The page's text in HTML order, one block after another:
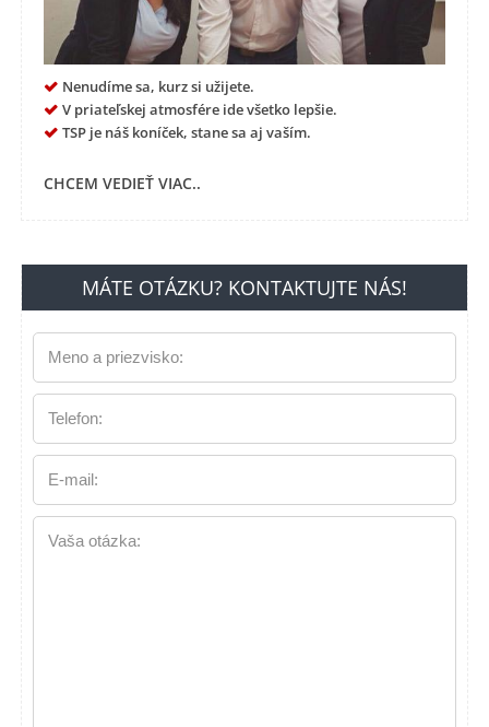
Nenudíme sa, kurz si užijete.
V priateľskej atmosfére ide všetko lepšie.
TSP je náš koníček, stane sa aj vaším.
CHCEM VEDIEŤ VIAC..
MÁTE OTÁZKU? KONTAKTUJTE NÁS!
Meno a priezvisko:
Telefon:
E-mail:
Vaša otázka: